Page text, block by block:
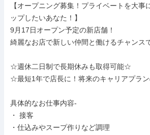
【オープニング募集！プライベートを大事
ップしたいあなた！】
9月17日オープン予定の新店舗！
綺麗なお店で新しい仲間と働けるチャンス
☆週休二日制で長期休みも取得可能☆
☆最短1年で店長に！将来のキャリアプラ
具体的なお仕事内容-
・ 接客
・仕込みやスープ作りなど調理